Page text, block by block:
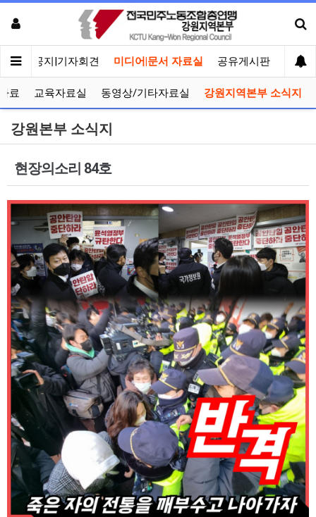
인 공지|기자회견 미디어|문서 자료실 공유게시판 선거
료 교육자료실 동영상/기타자료실 강원지역본부 소식지
강원본부 소식지
현장의소리 84호